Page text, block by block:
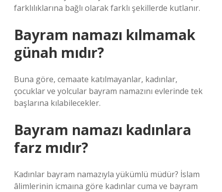
farklılıklarına bağlı olarak farklı şekillerde kutlanır.
Bayram namazı kılmamak
günah mıdır?
Buna göre, cemaate katılmayanlar, kadınlar,
çocuklar ve yolcular bayram namazını evlerinde tek
başlarına kılabilecekler.
Bayram namazı kadınlara
farz mıdır?
Kadınlar bayram namazıyla yükümlü müdür? İslam
âlimlerinin icmaına göre kadınlar cuma ve bayram